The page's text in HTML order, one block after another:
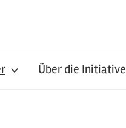
Über die Initiative